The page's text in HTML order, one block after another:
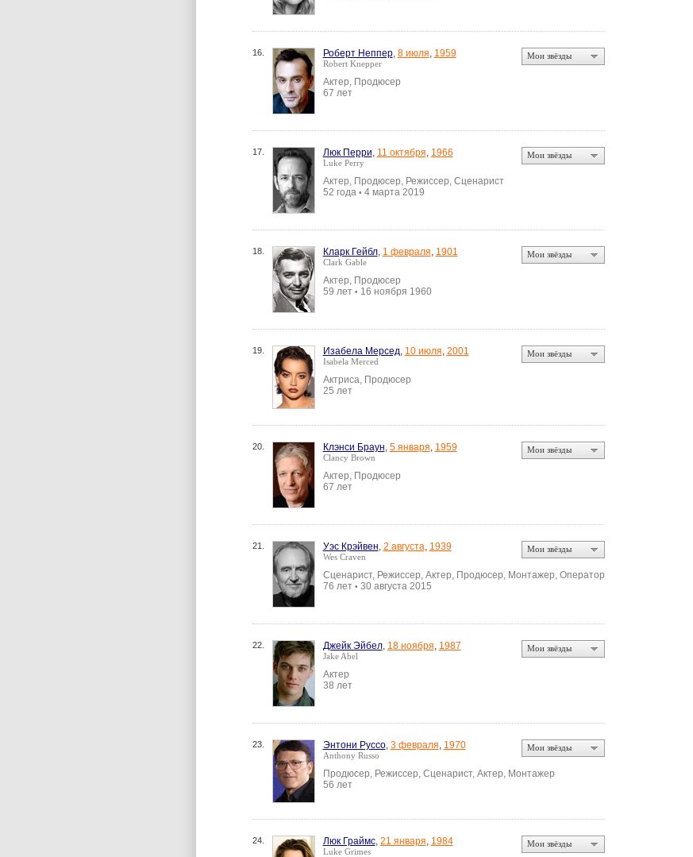
16. Роберт Неппер, 8 июля, 1959
Robert Knepper
Актер, Продюсер
67 лет
Мои звёзды
17. Люк Перри, 11 октября, 1966
Luke Perry
Актер, Продюсер, Режиссер, Сценарист
52 года • 4 марта 2019
Мои звёзды
18. Кларк Гейбл, 1 февраля, 1901
Clark Gable
Актер, Продюсер
59 лет • 16 ноября 1960
Мои звёзды
19. Изабела Мерсед, 10 июля, 2001
Isabela Merced
Актриса, Продюсер
25 лет
Мои звёзды
20. Клэнси Браун, 5 января, 1959
Clancy Brown
Актер, Продюсер
67 лет
Мои звёзды
21. Уэс Крэйвен, 2 августа, 1939
Wes Craven
Сценарист, Режиссер, Актер, Продюсер, Монтажер, Оператор
76 лет • 30 августа 2015
Мои звёзды
22. Джейк Эйбел, 18 ноября, 1987
Jake Abel
Актер
38 лет
Мои звёзды
23. Энтони Руссо, 3 февраля, 1970
Anthony Russo
Продюсер, Режиссер, Сценарист, Актер, Монтажер
56 лет
Мои звёзды
24. Люк Граймс, 21 января, 1984
Luke Grimes
Мои звёзды